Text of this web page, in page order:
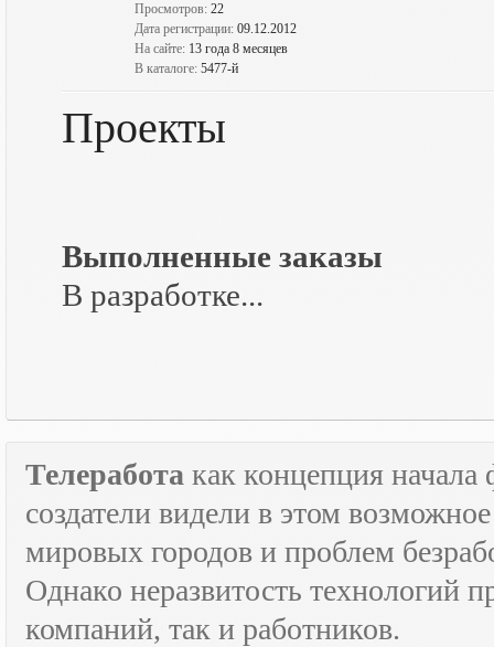
Просмотров: 22
Дата регистрации: 09.12.2012
На сайте: 13 года 8 месяцев
В каталоге: 5477-й
Проекты
Выполненные заказы
В разработке...
Телеработа как концепция начала
создатели видели в этом
мировых городов и проблем
Однако неразвитость технологий
компаний, так и работников.